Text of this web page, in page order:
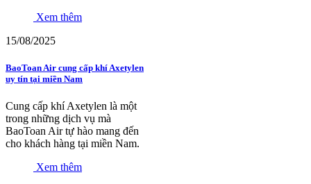
Xem thêm
15/08/2025
BaoToan Air cung cấp khí Axetylen
uy tín tại miền Nam
Cung cấp khí Axetylen là một
trong những dịch vụ mà
BaoToan Air tự hào mang đến
cho khách hàng tại miền Nam.
Xem thêm